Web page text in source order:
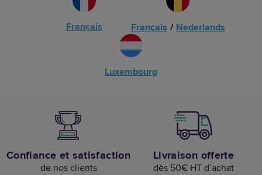
Français Français / Nederlands
Luxembourg
Confiance et satisfaction
de nos clients
Livraison offerte
dès 50€ HT d’achat